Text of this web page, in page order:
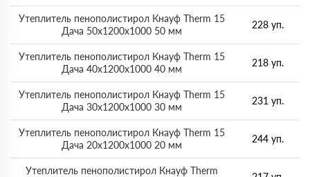
Утеплитель пенополистирол Кнауф Therm 15
Дача 50х1200х1000 50 мм
228 уп.
Утеплитель пенополистирол Кнауф Therm 15
Дача 40х1200х1000 40 мм
218 уп.
Утеплитель пенополистирол Кнауф Therm 15
Дача 30х1200х1000 30 мм
231 уп.
Утеплитель пенополистирол Кнауф Therm 15
Дача 20х1200х1000 20 мм
244 уп.
Утеплитель пенополистирол Кнауф Therm